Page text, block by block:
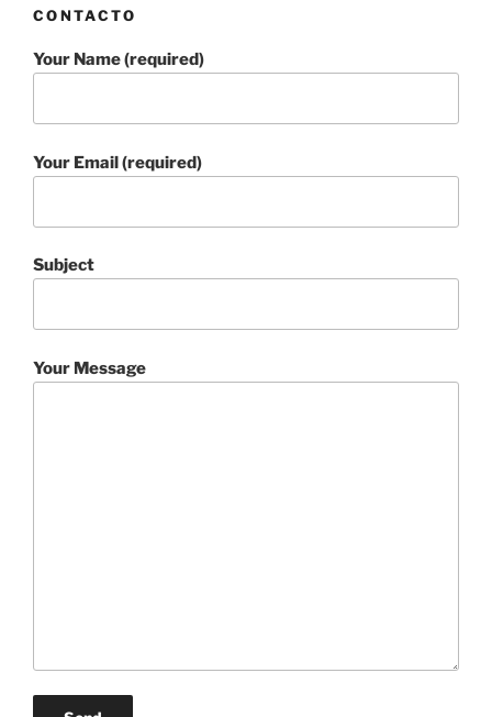
CONTACTO
Your Name (required)
Your Email (required)
Subject
Your Message